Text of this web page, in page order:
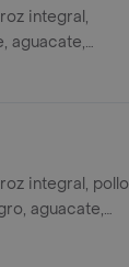
integral,
aguacate,
rostizado y
integral, pollo
aguacate,